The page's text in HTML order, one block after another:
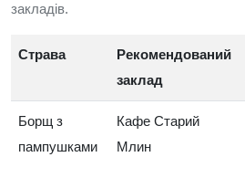
закладів.
Страва
Рекомендований
заклад
Борщ з
пампушками
Кафе Старий
Млин